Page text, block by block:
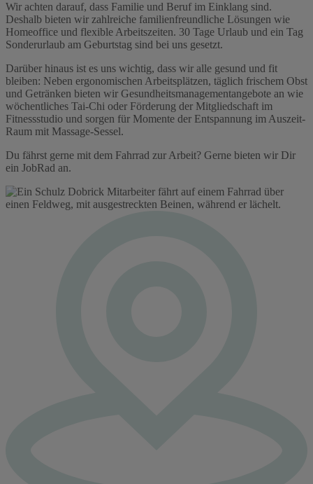
Wir achten darauf, dass Familie und Beruf im Einklang sind.
Deshalb bieten wir zahlreiche familienfreundliche Lösungen wie
Homeoffice und flexible Arbeitszeiten. 30 Tage Urlaub und ein Tag
Sonderurlaub am Geburtstag sind bei uns gesetzt.
Darüber hinaus ist es uns wichtig, dass wir alle gesund und fit
bleiben: Neben ergonomischen Arbeitsplätzen, täglich frischem Obst
und Getränken bieten wir Gesundheitsmanagementangebote an wie
wöchentliches Tai-Chi oder Förderung der Mitgliedschaft im
Fitnessstudio und sorgen für Momente der Entspannung im Auszeit-
Raum mit Massage-Sessel.
Du fährst gerne mit dem Fahrrad zur Arbeit? Gerne bieten wir Dir
ein JobRad an.